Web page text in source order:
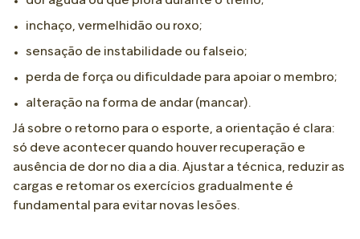
inchaço, vermelhidão ou roxo;
sensação de instabilidade ou falseio;
perda de força ou dificuldade para apoiar o membro;
alteração na forma de andar (mancar).
Já sobre o retorno para o esporte, a orientação é clara:
só deve acontecer quando houver recuperação e
ausência de dor no dia a dia. Ajustar a técnica, reduzir as
cargas e retomar os exercícios gradualmente é
fundamental para evitar novas lesões.